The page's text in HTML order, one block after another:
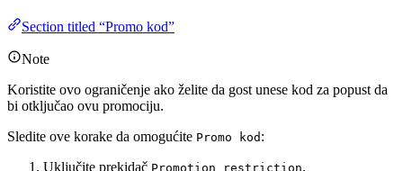
Section titled “Promo kod”
Note
Koristite ovo ograničenje ako želite da gost unese kod za popust da
bi otključao ovu promociju.
Sledite ove korake da omogućite Promo kod :
Uključite prekidač Promotion restriction.